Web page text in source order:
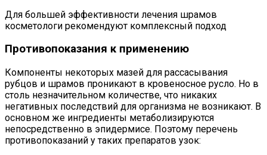
Для большей эффективности лечения шрамов
косметологи рекомендуют комплексный подход
Противопоказания к применению
Компоненты некоторых мазей для рассасывания
рубцов и шрамов проникают в кровеносное русло. Но в
столь незначительном количестве, что никаких
негативных последствий для организма не возникают. В
основном же ингредиенты метаболизируются
непосредственно в эпидермисе. Поэтому перечень
противопоказаний у таких препаратов узок: